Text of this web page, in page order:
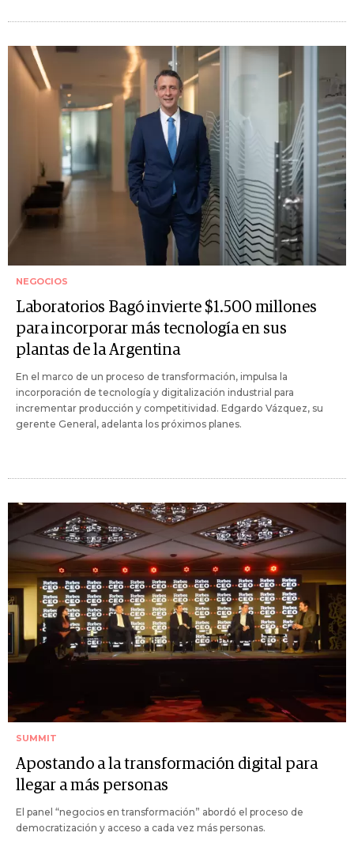
NEGOCIOS
Laboratorios Bagó invierte $1.500 millones
para incorporar más tecnología en sus
plantas de la Argentina
En el marco de un proceso de transformación, impulsa la
incorporación de tecnología y digitalización industrial para
incrementar producción y competitividad. Edgardo Vázquez, su
gerente General, adelanta los próximos planes.
SUMMIT
Apostando a la transformación digital para
llegar a más personas
El panel “negocios en transformación” abordó el proceso de
democratización y acceso a cada vez más personas.